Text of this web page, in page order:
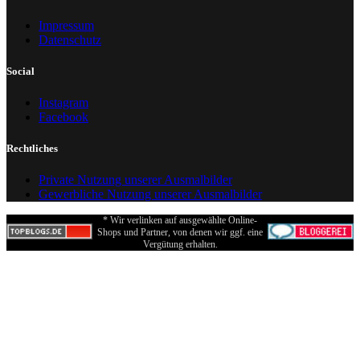
Impressum
Datenschutz
Social
Instagram
Facebook
Rechtliches
Private Nutzung unserer Ausmalbilder
Gewerbliche Nutzung unserer Ausmalbilder
* Wir verlinken auf ausgewählte Online-
Shops und Partner, von denen wir ggf. eine
Vergütung erhalten.